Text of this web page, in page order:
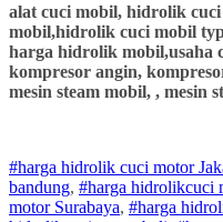
alat cuci mobil, hidrolik
mobil,hidrolik cuci mobil
harga hidrolik mobil,usaha
kompresor angin,
mesin steam mobil, , mesin
#harga hidrolik cuci motor
bandung, #harga hidrolikcuci
motorSurabaya, #harga